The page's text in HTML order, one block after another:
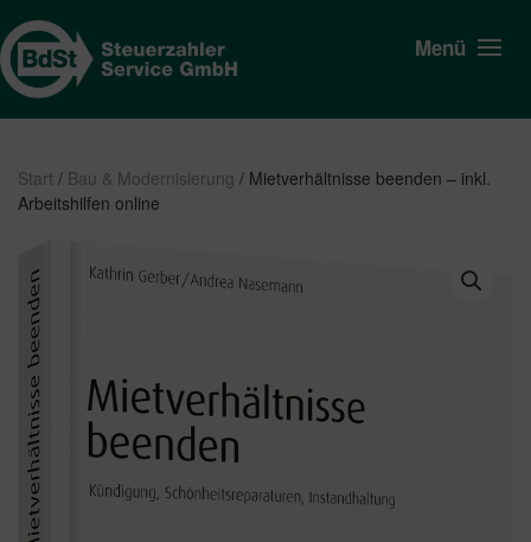
Menü
Start / Bau & Modernisierung / Mietverhältnisse beenden – inkl.
Arbeitshilfen online